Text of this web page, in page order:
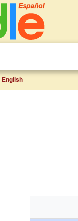
English